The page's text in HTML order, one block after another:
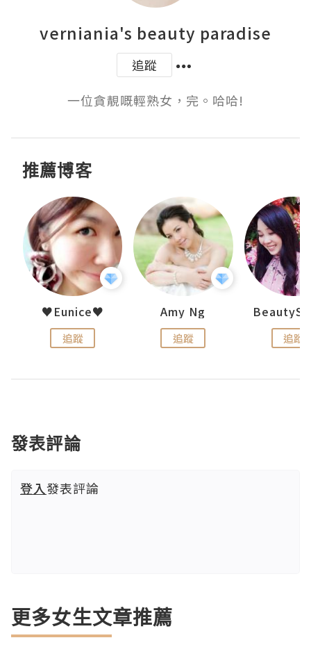
verniania's beauty paradise
追蹤
一位貪靚嘅輕熟女，完。哈哈!
推薦博客
♥Eunice♥
追蹤
Amy Ng
追蹤 追蹤
發表評論
登入發表評論
更多女生文章推薦